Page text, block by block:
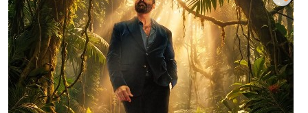
ष्ट्री
य
अं
त
र्रा
ष्ट्री